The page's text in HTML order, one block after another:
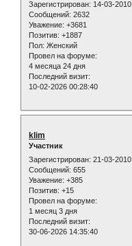
Зарегистрирован: 14-03-2010
Сообщений: 2632
Уважение: +3681
Позитив: +1887
Пол: Женский
Провел на форуме:
4 месяца 24 дня
Последний визит:
10-02-2026 00:28:40
klim
Участник
Зарегистрирован: 21-03-2010
Сообщений: 655
Уважение: +385
Позитив: +15
Провел на форуме:
1 месяц 3 дня
Последний визит:
30-06-2026 14:35:40